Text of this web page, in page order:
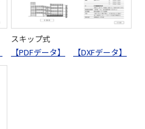
スキップ式
【PDFデータ】
【DXFデータ】